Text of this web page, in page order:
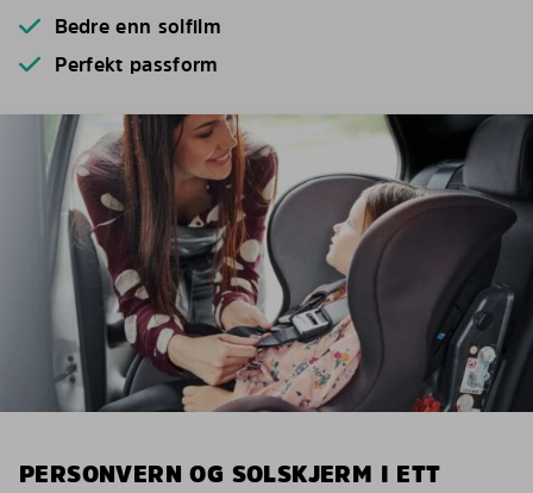
Bedre enn solfilm
Perfekt passform
PERSONVERN OG SOLSKJERM I ETT